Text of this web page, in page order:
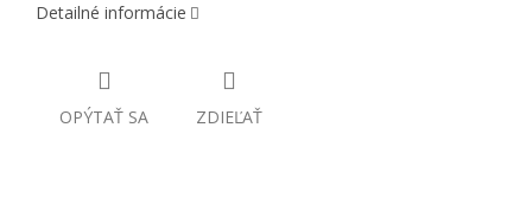
Detailné informácie
OPÝTAŤ SA ZDIEĽAŤ